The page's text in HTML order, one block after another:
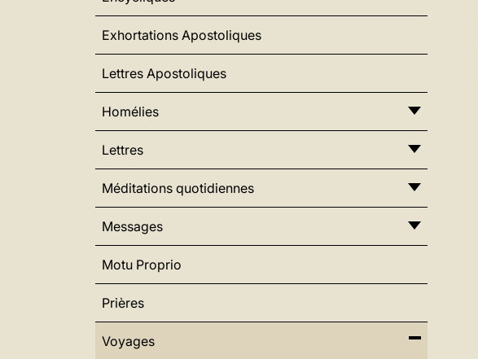
Exhortations Apostoliques
Lettres Apostoliques
Homélies
Lettres
Méditations quotidiennes
Messages
Motu Proprio
Prières
Voyages